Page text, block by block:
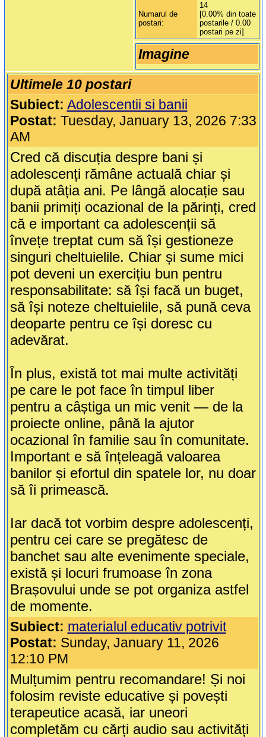
Numarul de
postari:
14
[0.00% din toate
postarile / 0.00
postari pe zi]
Imagine
Ultimele 10 postari
Subiect: Adolescentii si banii
Postat: Tuesday, January 13, 2026 7:33
AM
Cred că discuția despre bani și
adolescenți rămâne actuală chiar și
după atâția ani. Pe lângă alocație sau
banii primiți ocazional de la părinți, cred
că e important ca adolescenții să
învețe treptat cum să își gestioneze
singuri cheltuielile. Chiar și sume mici
pot deveni un exercițiu bun pentru
responsabilitate: să își facă un buget,
să își noteze cheltuielile, să pună ceva
deoparte pentru ce își doresc cu
adevărat.
În plus, există tot mai multe activități
pe care le pot face în timpul liber
pentru a câștiga un mic venit — de la
proiecte online, până la ajutor
ocazional în familie sau în comunitate.
Important e să înțeleagă valoarea
banilor și efortul din spatele lor, nu doar
să îi primească.
Iar dacă tot vorbim despre adolescenți,
pentru cei care se pregătesc de
banchet sau alte evenimente speciale,
există și locuri frumoase în zona
Brașovului unde se pot organiza astfel
de momente.
Subiect: materialul educativ potrivit
Postat: Sunday, January 11, 2026
12:10 PM
Mulțumim pentru recomandare! Și noi
folosim reviste educative și povești
terapeutice acasă, iar uneori
completăm cu cărți audio sau activități